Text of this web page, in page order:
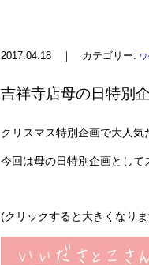
2017.04.18 ｜ カテゴリー:
吉祥寺店母の日特別
クリスマス特別企画で大人
今回は母の日特別企画とし
(クリックすると大きくなり